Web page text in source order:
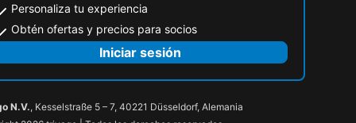
Personaliza tu experiencia
Obtén ofertas y precios para socios
Iniciar sesión
N.V., Kesselstraße 5 – 7, 40221 Düsseldorf, Alemania